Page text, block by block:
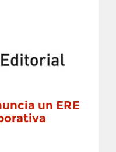
un ERE